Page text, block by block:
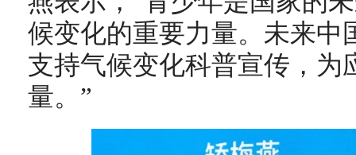
候变化的重要力量。未来中
支持气候变化科普宣传，为
量。”